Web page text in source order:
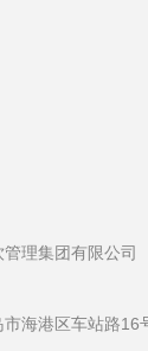
理集团有限公司
海港区车站路16